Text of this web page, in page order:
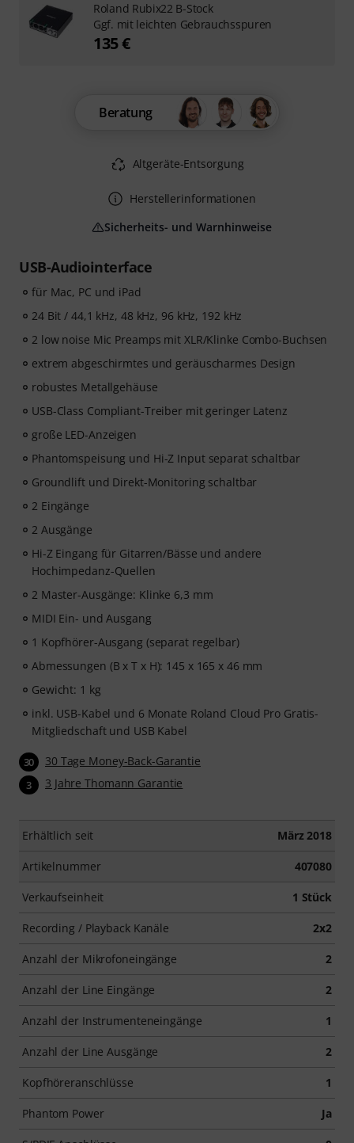
USB-Audiointerface
für Mac, PC und iPad
24 Bit / 44,1 kHz, 48 kHz, 96 kHz, 192 kHz
2 low noise Mic Preamps mit XLR/Klinke Combo-Buchsen
extrem abgeschirmtes und geräuscharmes Design
robustes Metallgehäuse
USB-Class Compliant-Treiber mit geringer Latenz
große LED-Anzeigen
Phantomspeisung und Hi-Z Input separat schaltbar
Groundlift und Direkt-Monitoring schaltbar
2 Eingänge
2 Ausgänge
Hi-Z Eingang für Gitarren/Bässe und andere
Hochimpedanz-Quellen
2 Master-Ausgänge: Klinke 6,3 mm
MIDI Ein- und Ausgang
1 Kopfhörer-Ausgang (separat regelbar)
Abmessungen (B x T x H): 145 x 165 x 46 mm
Gewicht: 1 kg
inkl. USB-Kabel und 6 Monate Roland Cloud Pro Gratis-
Mitgliedschaft und USB Kabel
30 30 Tage Money-Back-Garantie
3 3 Jahre Thomann Garantie
Erhältlich seit März 2018
Artikelnummer 407080
Verkaufseinheit 1 Stück
Recording / Playback Kanäle 2x2
Anzahl der Mikrofoneingänge 2
Anzahl der Line Eingänge 2
Anzahl der Instrumenteneingänge 1
Anzahl der Line Ausgänge 2
Kopfhöreranschlüsse 1
Phantom Power Ja
Beratung
Altgeräte-Entsorgung
Herstellerinformationen
Sicherheits- und Warnhinweise
Roland Rubix22 B-Stock
Ggf. mit leichten Gebrauchsspuren
135 €